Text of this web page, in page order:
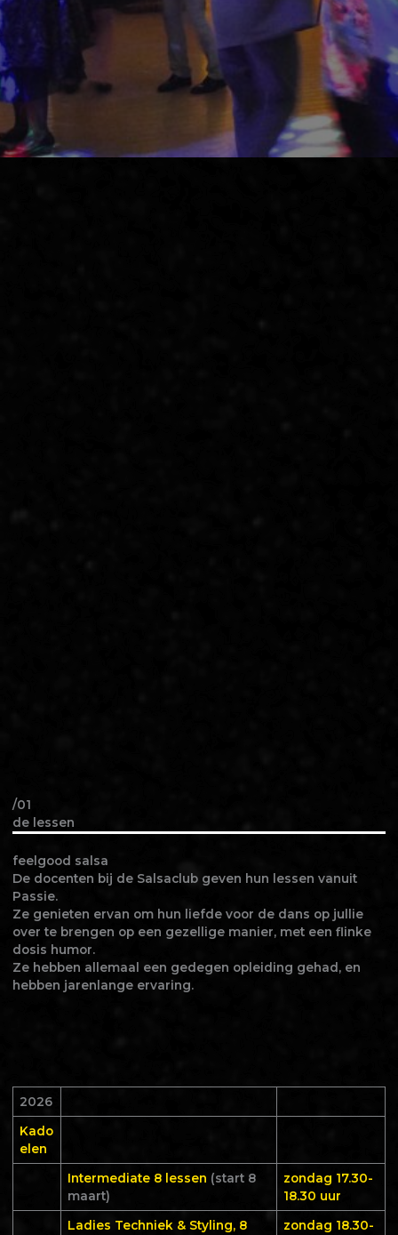
/01
de lessen
feelgood salsa
De docenten bij de Salsaclub geven hun lessen vanuit
Passie.
Ze genieten ervan om hun liefde voor de dans op jullie
over te brengen op een gezellige manier, met een flinke
dosis humor.
Ze hebben allemaal een gedegen opleiding gehad, en
hebben jarenlange ervaring.
2026
Kado
elen
Intermediate 8 lessen (start 8
maart)
zondag 17.30-
18.30 uur
Ladies Techniek & Styling, 8
zondag 18.30-